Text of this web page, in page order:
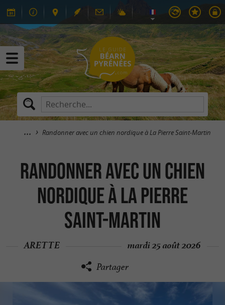
Randonner avec un chien nordique à La Pierre Saint-Martin
Randonner avec un chien
nordique à La Pierre
Saint-Martin
ARETTE mardi 25 août 2026
Partager